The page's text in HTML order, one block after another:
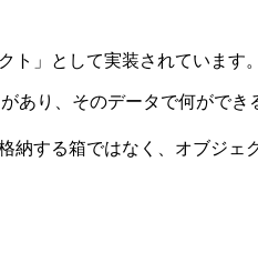
ト」として実装されています。
あり、そのデータで何がで
納する箱ではなく、オブジ